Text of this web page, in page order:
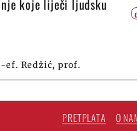
koje liječi ljudsku
Redžić, prof.
PRETPLATA O